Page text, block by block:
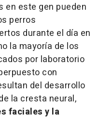
en este gen pueden
perros
durante el día en
la mayoría de los
por laboratorio
con
del desarrollo
la cresta neural,
faciales y la